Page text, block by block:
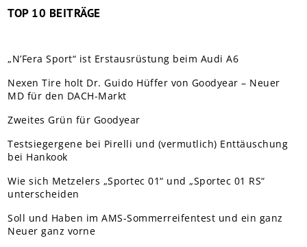
TOP 10 BEITRÄGE
„N’Fera Sport“ ist Erstausrüstung beim Audi A6
Nexen Tire holt Dr. Guido Hüffer von Goodyear – Neuer
MD für den DACH-Markt
Zweites Grün für Goodyear
Testsiegergene bei Pirelli und (vermutlich) Enttäuschung
bei Hankook
Wie sich Metzelers „Sportec 01“ und „Sportec 01 RS“
unterscheiden
Soll und Haben im AMS-Sommerreifentest und ein ganz
Neuer ganz vorne